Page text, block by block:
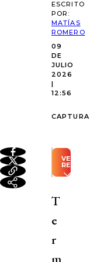
ESCRITO
POR:
MATÍAS
ROMERO
09
DE
JULIO
2026
|
12:56
CAPTURA
VER
RESUMEN
generado
Inteligencia
En
T
e
r